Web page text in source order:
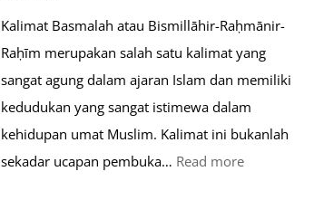
Kalimat Basmalah atau Bismillāhir-Raḥmānir-
Raḥīm merupakan salah satu kalimat yang
sangat agung dalam ajaran Islam dan memiliki
kedudukan yang sangat istimewa dalam
kehidupan umat Muslim. Kalimat ini bukanlah
sekadar ucapan pembuka… Read more: